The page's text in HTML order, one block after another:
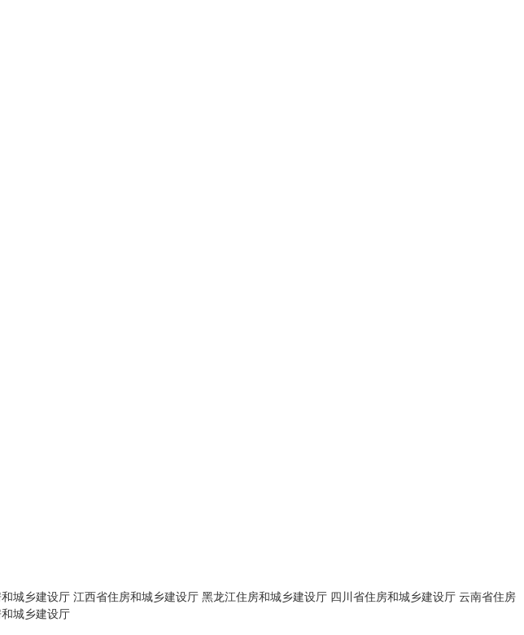
城乡建设厅 江西省住房和城乡建设厅 黑龙江住房和城乡建设厅 四川省住房和城乡建设厅 云南省住房
城乡建设厅